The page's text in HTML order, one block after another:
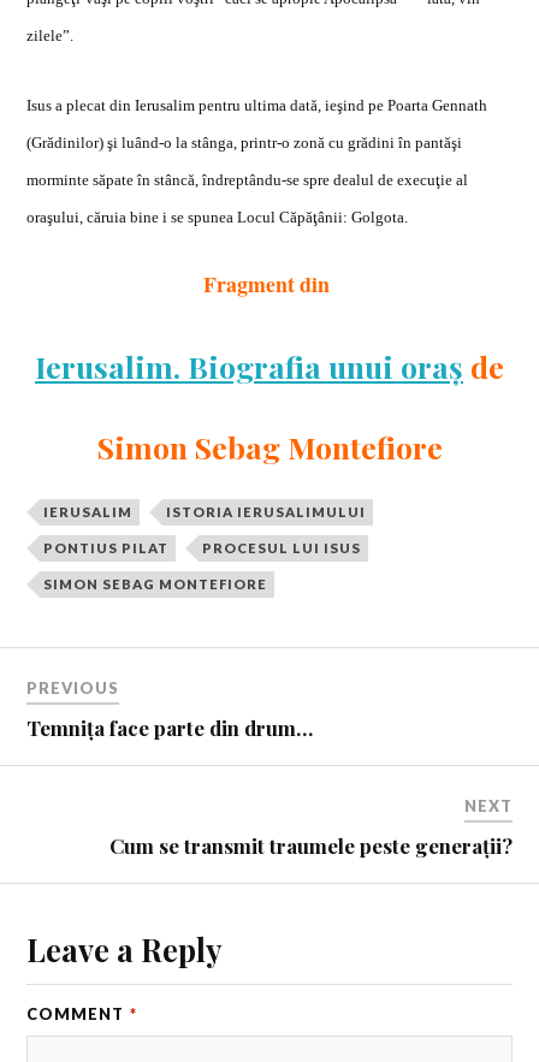
zilele”.
Isus a plecat din Ierusalim pentru ultima dată, ieşind pe Poarta Gennath
(Grădinilor)şi luând-o la stânga, printr-o zonă cu grădini în pantăşi
morminte săpate în stâncă, îndreptându-se spre dealul de execuţie al
oraşului, căruia bine i se spunea Locul Căpăţânii: Golgota.
Fragment din
Ierusalim. Biografia unui oraș de
Simon Sebag Montefiore
IERUSALIM ISTORIA IERUSALIMULUI
PONTIUS PILAT PROCESUL LUI ISUS
SIMON SEBAG MONTEFIORE
PREVIOUS
Temnița face parte din drum…
NEXT
Cum se transmit traumele peste generații?
Leave a Reply
COMMENT *